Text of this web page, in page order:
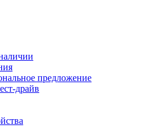
предложение
драйв